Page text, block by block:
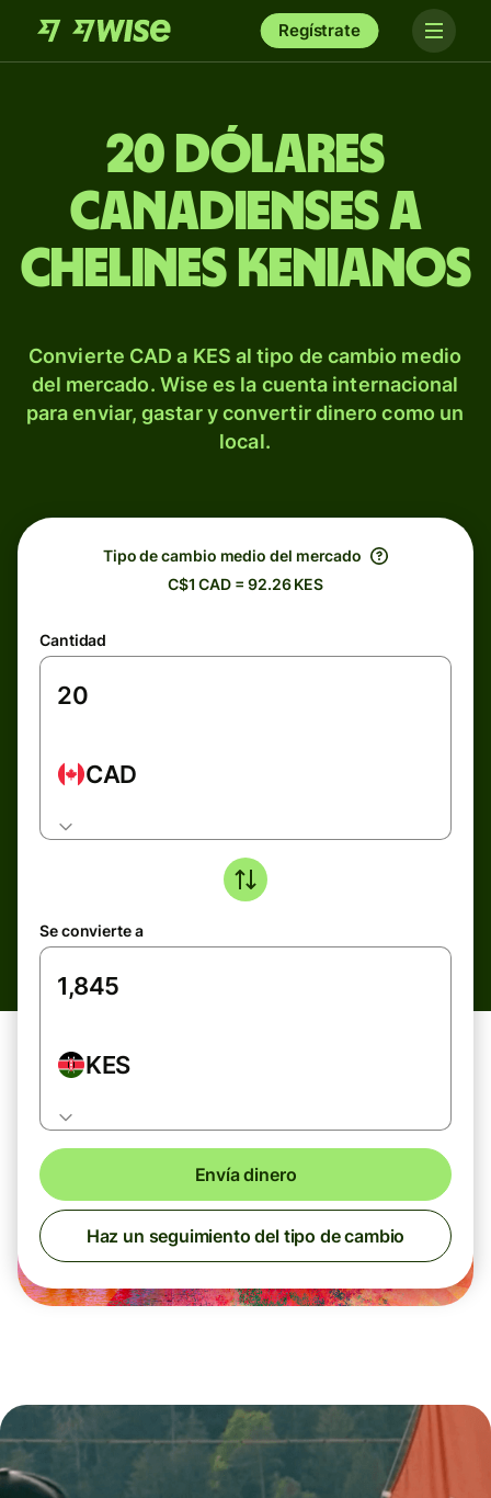
Regístrate
20 dólares
canadienses a
chelines kenianos
Convierte CAD a KES al tipo de cambio medio
del mercado. Wise es la cuenta internacional
para enviar, gastar y convertir dinero como un
local.
Tipo de cambio medio del mercado
C$1 CAD = 92.26 KES
Cantidad
CAD
Se convierte a
KES
Envía dinero
Haz un seguimiento del tipo de cambio